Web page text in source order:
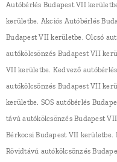
Autóbérlés Budapest VII
kerületbe. Akciós Autóbérlés
Budapest VII kerületbe. Olcsó
autókölcsönzés Budapest VII
VII kerületbe. Kedvező
autókölcsönzés Budapest VII
kerületbe. SOS autóbérlés
távú autókölcsönzés Budapest
Bérkocsi Budapest VII kerületbe.
Rövidtávú autókölcsönzés